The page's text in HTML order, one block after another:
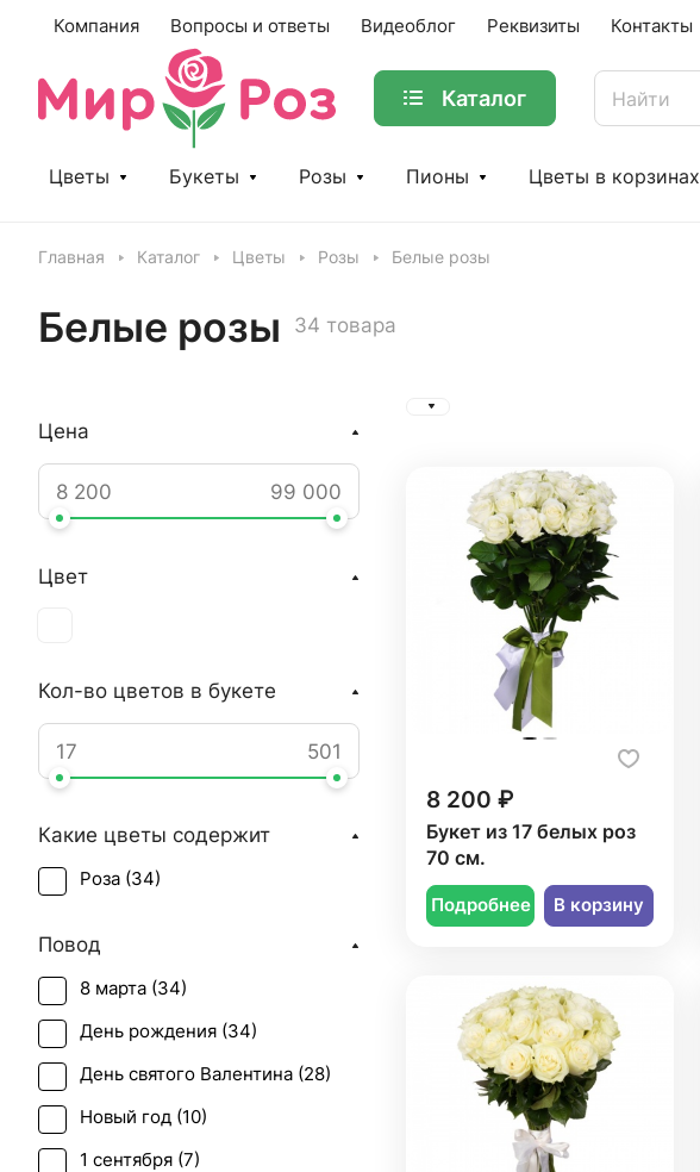
Компания Вопросы и ответы Видеоблог Реквизиты Контакты
Каталог
Цветы Букеты Розы Пионы Цветы в корзинах
Главная Каталог Цветы Розы Белые розы
Белые розы 34 товара
8 200 ₽
Букет из 17 белых роз
70 см.
Подробнее В корзину
Цена
Цвет
Кол-во цветов в букете
Какие цветы содержит
Роза (34)
Повод
8 марта (34)
День рождения (34)
День святого Валентина (28)
Новый год (10)
1 сентября (7)